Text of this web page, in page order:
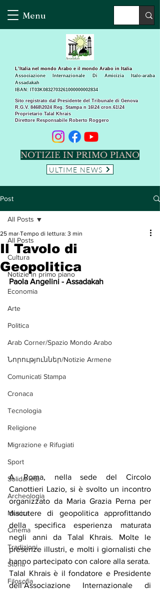
Menu
Sito registrato dal Presidente del Tribunale di Genova
R.G.V. 8468\2024 Reg. Stampa n 16\24 cron.61\24 ​
Proprietario Talal Khrais
Direttore Responsabile Roberto Roggero
L’Italia nel mondo Arabo e il mondo Arabo in Italia
Associazione Internazionale Di Amicizia Italo-araba
Assadakah
IBAN: IT03K0832703261000000002834
NOTIZIE IN PRIMO PIANO
ULTIME NEWS
Post
All Posts
Cultura
Notizie in primo piano
Economia
Arte
Politica
Arab Corner/Spazio Mondo Arabo
Նորություններ/Notizie Armene
Comunicati Stampa
Cronaca
Tecnologia
Religione
Migrazione e Rifugiati
Sport
Solidarietà
Archeologia
Musica
Cinema
Tradizioni
Storia
Filosofia
All Posts
Il Tavolo di
Geopolitica
25 mar Tempo di lettura: 3 min
Paola Angelini - Assadakah
A Roma, nella sede del Circolo
Canottieri Lazio, si è svolto un incontro
organizzato da Maria Grazia Perna per
discutere di geopolitica approfittando
della specifica esperienza maturata
negli anni da Talal Khrais. Molte le
presenze illustri, e molti i giornalisti che
hanno partecipato con calore alla serata.
Talal Khrais è il fondatore e Presidente
dell’Associazione Internazionale di